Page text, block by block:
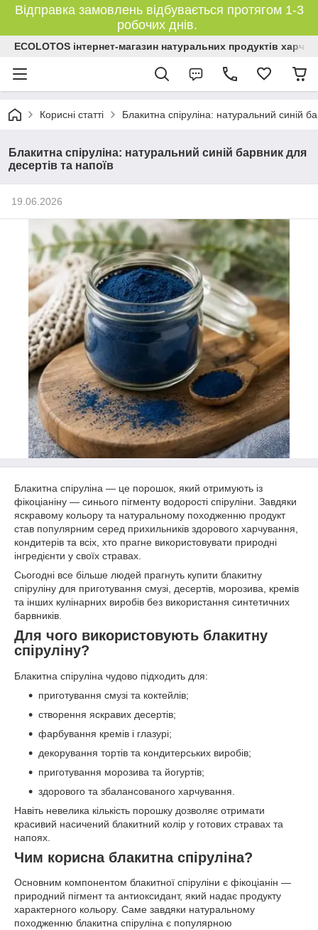
Відправка замовлень відбувається протягом 1-3
робочих днів.
ECOLOTOS інтернет-магазин натуральних продуктів
Корисні статті Блакитна спіруліна: натуральний синій
Блакитна спіруліна: натуральний синій барвник для
десертів та напоїв
19.06.2026
Блакитна спіруліна — це порошок, який отримують із
фікоціаніну — синього пігменту водорості спіруліни. Завдяки
яскравому кольору та натуральному походженню продукт
став популярним серед прихильників здорового харчування,
кондитерів та всіх, хто прагне використовувати природні
інгредієнти у своїх стравах.
Сьогодні все більше людей прагнуть купити блакитну
спіруліну для приготування смузі, десертів, морозива, кремів
та інших кулінарних виробів без використання синтетичних
барвників.
Для чого використовують блакитну
спіруліну?
Блакитна спіруліна чудово підходить для:
приготування смузі та коктейлів;
створення яскравих десертів;
фарбування кремів і глазурі;
декорування тортів та кондитерських виробів;
приготування морозива та йогуртів;
здорового та збалансованого харчування.
Навіть невелика кількість порошку дозволяє отримати
красивий насичений блакитний колір у готових стравах та
напоях.
Чим корисна блакитна спіруліна?
Основним компонентом блакитної спіруліни є фікоціанін —
природний пігмент та антиоксидант, який надає продукту
характерного кольору. Саме завдяки натуральному
походженню блакитна спіруліна є популярною